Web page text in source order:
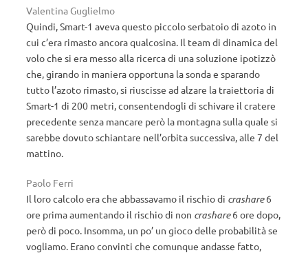
Valentina Guglielmo
Quindi, Smart-1 aveva questo piccolo serbatoio di azoto in
cui c’era rimasto ancora qualcosina. Il team di dinamica del
volo che si era messo alla ricerca di una soluzione ipotizzò
che, girando in maniera opportuna la sonda e sparando
tutto l’azoto rimasto, si riuscisse ad alzare la traiettoria di
Smart-1 di 200 metri, consentendogli di schivare il cratere
precedente senza mancare però la montagna sulla quale si
sarebbe dovuto schiantare nell’orbita successiva, alle 7 del
mattino.
Paolo Ferri
Il loro calcolo era che abbassavamo il rischio di crashare6
ore prima aumentando il rischio di non crashare6 ore dopo,
però di poco. Insomma, un po’ un gioco delle probabilità se
vogliamo. Erano convinti che comunque andasse fatto,